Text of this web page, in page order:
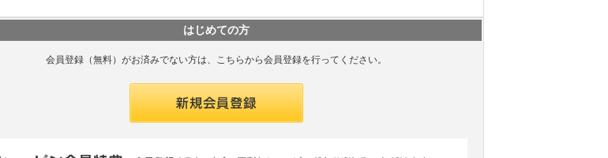
はじめての方
会員登録（無料）がお済みでない方は、こちらから会員登録を行ってください。